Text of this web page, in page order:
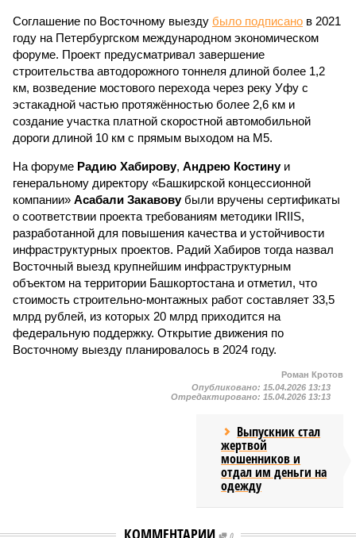
Соглашение по Восточному выезду было подписано в 2021
году на Петербургском международном экономическом
форуме. Проект предусматривал завершение
строительства автодорожного тоннеля длиной более 1,2
км, возведение мостового перехода через реку Уфу с
эстакадной частью протяжённостью более 2,6 км и
создание участка платной скоростной автомобильной
дороги длиной 10 км с прямым выходом на М5.
На форуме Радию Хабирову, Андрею Костинуи
генеральному директору «Башкирской концессионной
компании» Асабали Закавовубыли вручены сертификаты
о соответствии проекта требованиям методики IRIIS,
разработанной для повышения качества и устойчивости
инфраструктурных проектов. Радий Хабиров тогда назвал
Восточный выезд крупнейшим инфраструктурным
объектом на территории Башкортостана и отметил, что
стоимость строительно-монтажных работ составляет 33,5
млрд рублей, из которых 20 млрд приходится на
федеральную поддержку. Открытие движения по
Восточному выезду планировалось в 2024 году.
Роман Кротов
Опубликовано: 15.04.2026 13:13
Отредактировано: 15.04.2026 13:13
Выпускник стал
жертвой
мошенников и
отдал им деньги на
одежду
КОММЕНТАРИИ